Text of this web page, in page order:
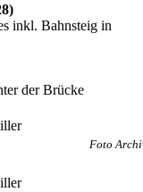
inkl. Bahnsteig in
der Brücke
Foto